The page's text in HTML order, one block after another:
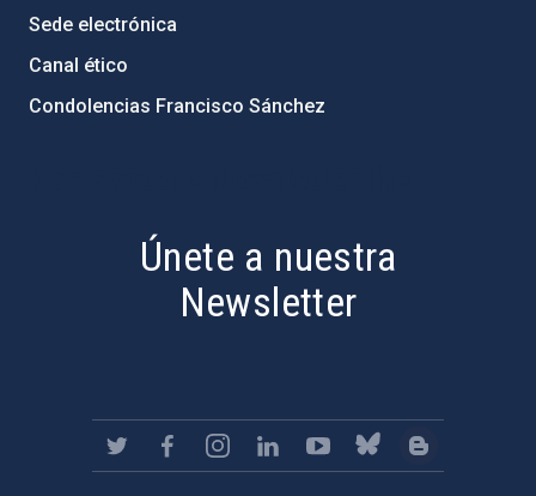
Sede electrónica
Canal ético
Condolencias Francisco Sánchez
Únete a nuestra
Newsletter